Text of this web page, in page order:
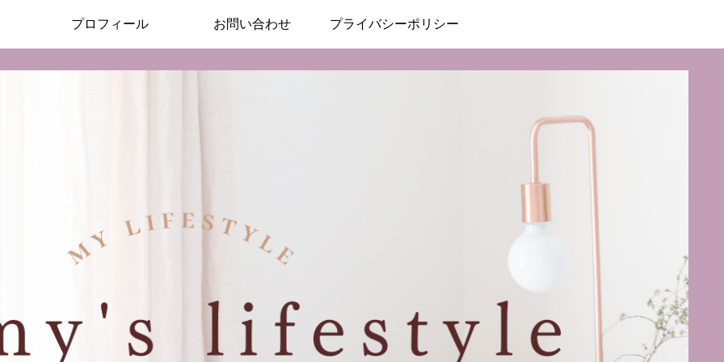
プロフィール お問い合わせ プライバシーポリシー